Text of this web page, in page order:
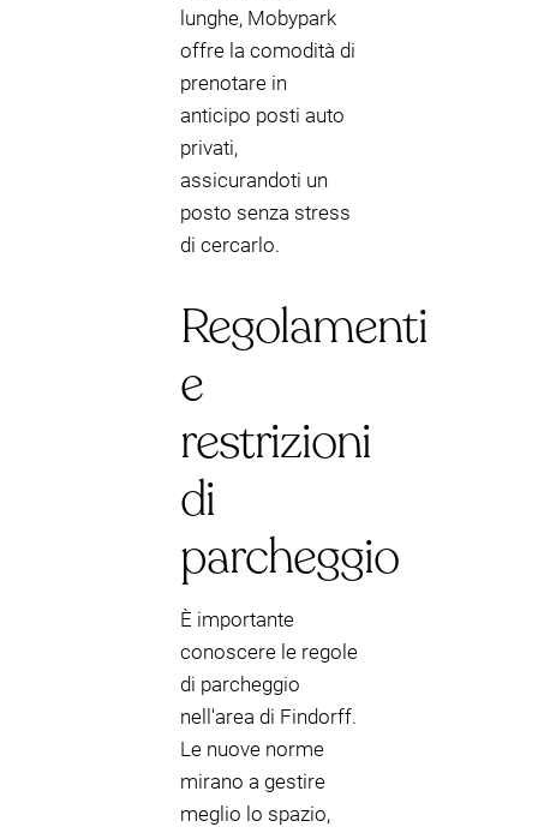
lunghe, Mobypark
offre la comodità di
prenotare in
anticipo posti auto
privati,
assicurandoti un
posto senza stress
di cercarlo.
Regolamenti
e
restrizioni
di
parcheggio
È importante
conoscere le regole
di parcheggio
nell'area di Findorff.
Le nuove norme
mirano a gestire
meglio lo spazio,